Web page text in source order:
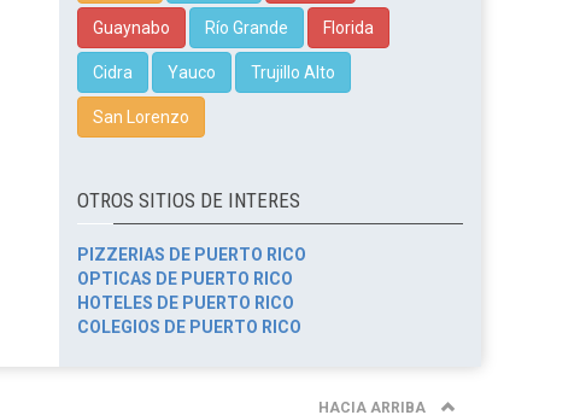
Guaynabo Río Grande Florida
Cidra Yauco Trujillo Alto
San Lorenzo
OTROS SITIOS DE INTERES
PIZZERIAS DE PUERTO RICO
OPTICAS DE PUERTO RICO
HOTELES DE PUERTO RICO
COLEGIOS DE PUERTO RICO
HACIA ARRIBA